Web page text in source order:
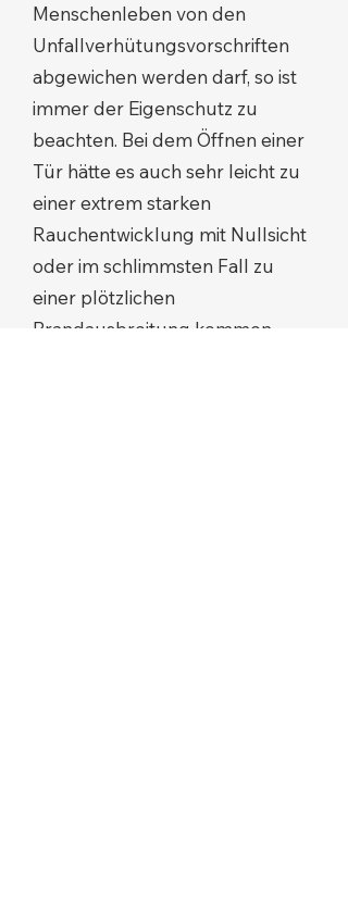
Menschenleben von den
Unfallverhütungsvorschriften
abgewichen werden darf, so ist
immer der Eigenschutz zu
beachten. Bei dem Öffnen einer
Tür hätte es auch sehr leicht zu
einer extrem starken
Rauchentwicklung mit Nullsicht
oder im schlimmsten Fall zu
einer plötzlichen
Brandausbreitung kommen